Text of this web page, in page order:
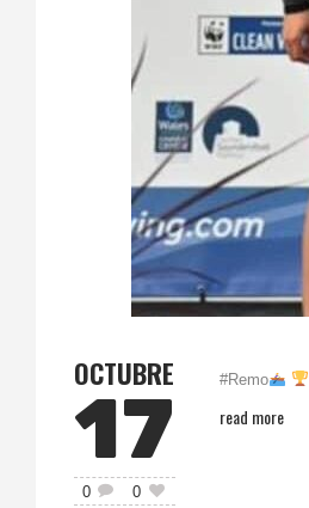
OCTUBRE
17
0 0
#Remo
read more